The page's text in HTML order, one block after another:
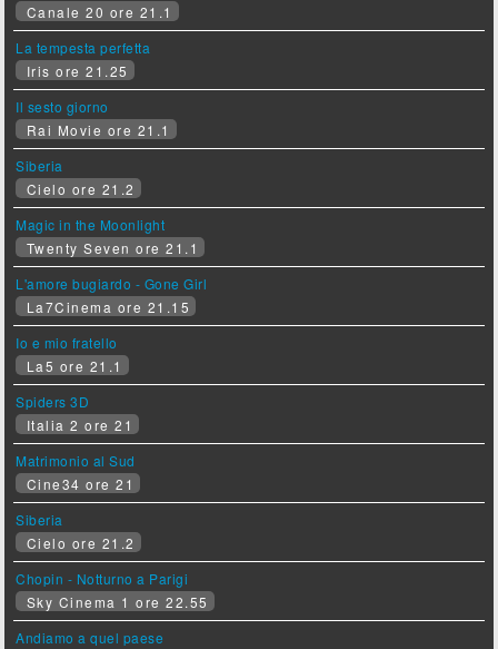
Canale 20 ore 21.1
La tempesta perfetta
Iris ore 21.25
Il sesto giorno
Rai Movie ore 21.1
Siberia
Cielo ore 21.2
Magic in the Moonlight
Twenty Seven ore 21.1
L'amore bugiardo - Gone Girl
La7Cinema ore 21.15
Io e mio fratello
La5 ore 21.1
Spiders 3D
Italia 2 ore 21
Matrimonio al Sud
Cine34 ore 21
Siberia
Cielo ore 21.2
Chopin - Notturno a Parigi
Sky Cinema 1 ore 22.55
Andiamo a quel paese